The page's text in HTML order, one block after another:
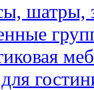
шатры,